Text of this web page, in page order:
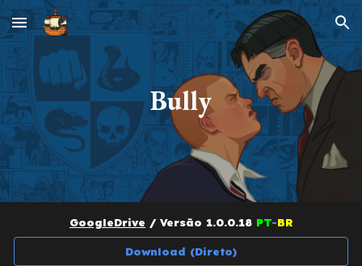
Skip to main content Skip to navigation
Bully
GoogleDrive / Versão 1.0.0.18 PT-BR
Download (Direto)